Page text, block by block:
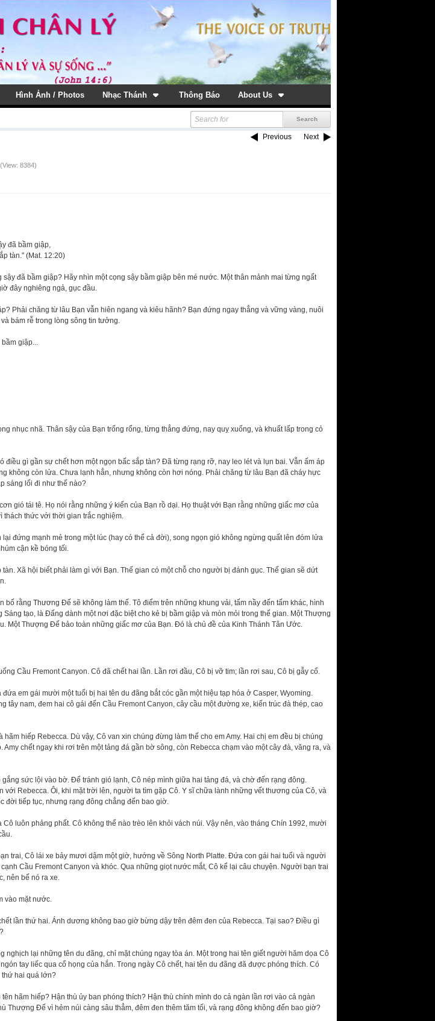
Hình Ảnh / Photos Nhạc Thánh Thông Báo About Us
Previous Next
(View: 8384)
đã bầm giập,
tàn." (Mat. 12:20)
đã bầm giập? Hãy nhìn một cọng sậy bầm giập bên mé nước. Một thân mảnh mai từng ngất
đây nghiêng ngả, gục đầu.
Phải chăng từ lâu Bạn vẫn hiên ngang và kiêu hãnh? Bạn đứng ngay thẳng và vững vàng, nuôi
bám rễ trong lòng sông tin tưởng.
giập...
nhục nhã. Thân sậy của Bạn trống rổng, từng thẳng đứng, nay quỵ xuống, và khuất lấp trong cỏ
điều gì gần sự chết hơn một ngọn bấc sắp tàn? Đã từng rạng rỡ, nay leo lét và lụn bai. Vẫn ấm áp
không còn lửa. Chưa lạnh hẳn, nhưng không còn hơi nóng. Phải chăng từ lâu Bạn đã cháy hực
sáng lối đi như thế nào?
gió tái tê. Họ nói rằng những ý kiến của Bạn rồ dại. Họ thuật với Bạn rằng những giấc mơ của
thách thức với thời gian trắc nghiệm.
lại đứng mạnh mẻ trong một lúc (hay có thể cả đời), song ngọn gió không ngừng quất lên đóm lửa
cận kề bóng tối.
Xã hội biết phải làm gì với Bạn. Thế gian có một chỗ cho người bị đánh gục. Thế gian sẽ dứt
bố rằng Thương Đế sẽ không làm thế. Tô điểm trên những khung vải, tấm nầy đến tấm khác, hình
tạo, là Đấng dành một nơi đặc biệt cho kẻ bị bầm giập và mòn mỏi trong thế gian. Một Thượng
Một Thượng Đế bảo toàn những giấc mơ của Bạn. Đó là chủ đề của Kinh Thánh Tân Ước.
Cầu Fremont Canyon. Cô đã chết hai lần. Lần rơi đầu, Cô bị vỡ tim; lần rơi sau, Cô bị gẫy cổ.
em gái mười một tuổi bị hai tên du đãng bắt cóc gần một hiệu tạp hóa ở Casper, Wyoming.
tây nam, đem hai cô gái đến Cầu Fremont Canyon, cây cầu một đường xe, kiến trúc đà thép, cao
hãm hiếp Rebecca. Dù vậy, Cô van xin chúng đừng làm thế cho em Amy. Hai chị em đều bị chúng
chết ngay khi rơi trên một tảng đá gần bờ sông, còn Rebecca chạm vào một cây đà, văng ra, và
sức lội vào bờ. Để tránh gió lạnh, Cô nép mình giữa hai tảng đá, và chờ đến rạng đông.
với Rebecca. Ôi, khi mặt trời lên, người ta tìm gặp Cô. Y sĩ chữa lành những vết thương của Cô, và
đời tiếp tục, nhưng rạng đông chẳng đến bao giờ.
Cô luôn phảng phất. Cô không thể nào trèo lên khỏi vách núi. Vậy nên, vào tháng Chín 1992, mười
trai, Cô lái xe bảy mươi dậm một giờ, hướng về Sông North Platte. Đứa con gái hai tuổi và người
Cầu Fremont Canyon và khóc. Qua những giọt nước mắt, Cô kể lại câu chuyện. Người bạn trai
nên bế nó ra xe.
vào mặt nước.
lần thứ hai. Ánh dương không bao giờ bừng dậy trên đêm đen của Rebecca. Tại sao? Điều gì
nghịch lại những tên du đãng, chỉ mặt chúng ngay tòa án. Một trong hai tên giết người hăm dọa Cô
tay liếc qua cổ họng của hắn. Trong ngày Cô chết, hai tên du đãng đã được phóng thích. Có
thứ hai quá lớn?
hãm hiếp? Hận thù ủy ban phóng thích? Hận thù chính mình do cả ngàn lần rơi vào cả ngàn
Thượng Đế vì hẻm núi càng sâu thẳm, đêm đen thêm tăm tối, và rạng đông không đến bao giờ?